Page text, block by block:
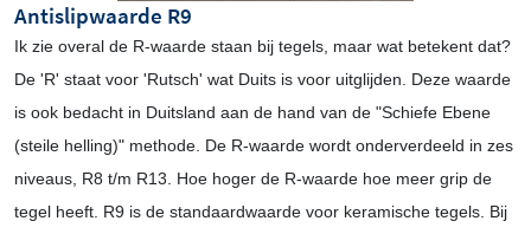
Antislipwaarde R9
Ik zie overal de R-waarde staan bij tegels, maar wat betekent dat?
De 'R' staat voor 'Rutsch' wat Duits is voor uitglijden. Deze waarde
is ook bedacht in Duitsland aan de hand van de "Schiefe Ebene
(steile helling)" methode. De R-waarde wordt onderverdeeld in zes
niveaus, R8 t/m R13. Hoe hoger de R-waarde hoe meer grip de
tegel heeft. R9 is de standaardwaarde voor keramische tegels. Bij